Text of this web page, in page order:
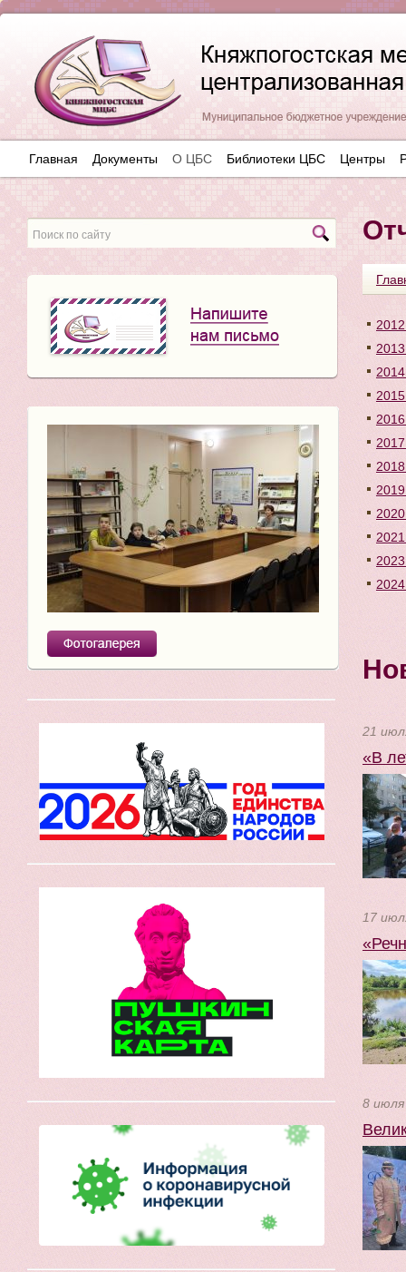
Главная Документы О ЦБС Библиотеки ЦБС Центры
21
«В
17
8